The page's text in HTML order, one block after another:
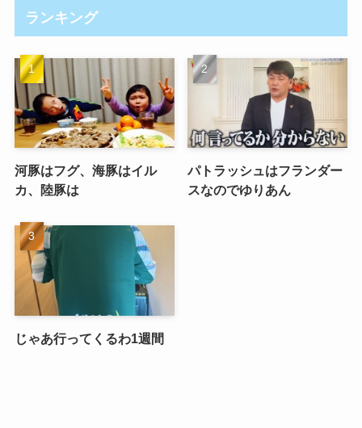
ランキング
河豚はフグ、海豚はイル
カ、陸豚は
パトラッシュはフランダー
スなのでゆりあん
じゃあ行ってくるわ1週間